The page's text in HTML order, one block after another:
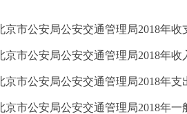
京市公安局公安交通管理局2018年收
京市公安局公安交通管理局2018年收
京市公安局公安交通管理局2018年支
京市公安局公安交通管理局2018年